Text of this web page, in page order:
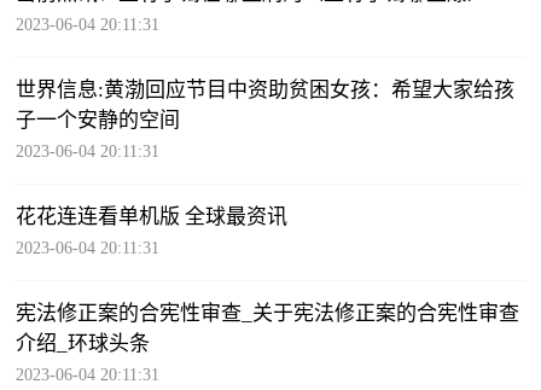
2023-06-04 20:11:31
世界信息:黄渤回应节目中资助贫困女孩：希望大家给孩
子一个安静的空间
2023-06-04 20:11:31
花花连连看单机版 全球最资讯
2023-06-04 20:11:31
宪法修正案的合宪性审查_关于宪法修正案的合宪性审查
介绍_环球头条
2023-06-04 20:11:31